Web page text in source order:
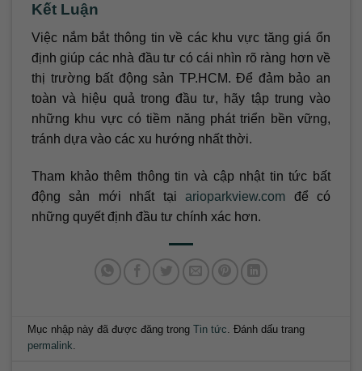
Kết Luận
Việc nắm bắt thông tin về các khu vực tăng giá ổn
định giúp các nhà đầu tư có cái nhìn rõ ràng hơn về
thị trường bất động sản TP.HCM. Để đảm bảo an
toàn và hiệu quả trong đầu tư, hãy tập trung vào
những khu vực có tiềm năng phát triển bền vững,
tránh dựa vào các xu hướng nhất thời.
Tham khảo thêm thông tin và cập nhật tin tức bất
động sản mới nhất tạiarioparkview.com để có
những quyết định đầu tư chính xác hơn.
Mục nhập này đã được đăng trongTin tức. Đánh dấu trang
permalink.